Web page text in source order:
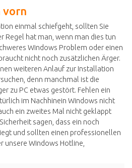
vorn
einmal schiefgeht, sollten Sie
Regel hat man, wenn man dies tun
Windows Problem oder einen
nicht noch zusätzlichen Ärger.
weiteren Anlauf zur Installation
denn manchmal ist die
zu PC etwas gestört. Fehlen ein
im Nachhinein Windows nicht
ein zweites Mal nicht geklappt
sagen, dass ein noch
und sollten einen professionellen
unsere Windows Hotline,